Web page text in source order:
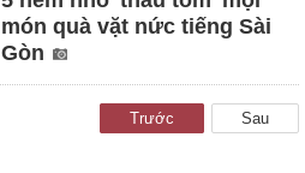
món quà vặt nức tiếng Sài
Gòn
Trước Sau